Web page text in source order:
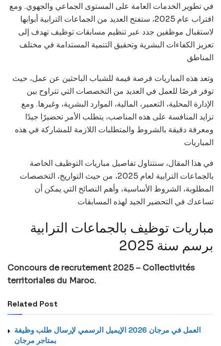
في تطوير الخدمات العامة على المستوى الجماعي والجهوي. ومع
اقتراب عام 2025، ستفتح العديد من الجماعات الترابية أبوابها
لاستقبال موظفين جدد عبر تنظيم مسابقات توظيف تهدف إلى
تعزيز الكفاءات البشرية وتحقيق التنمية المستدامة في مختلف
المناطق
وتعد هذه المباريات فرصة قيمة للشباب الباحثين عن عمل، حيث
توفر فرصًا للعمل في العديد من التخصصات التي تتراوح بين
الإدارة المحلية، التعمير، المالية، الموارد البشرية، وغيرها. ومع
تزايد المنافسة على هذه المناصب، يتطلب الأمر تحضيرًا جيدًا
ومعرفة دقيقة بالشروط والمتطلبات اللازمة للمشاركة في هذه
المباريات
في هذا المقال، سنتناول تفاصيل مباريات التوظيف الخاصة
بالجماعات الترابية لعام 2025، من حيث التواريخ، التخصصات
المطلوبة، الشروط الأساسية، وأهم النصائح التي يمكن أن
تساعدك في التحضير الجيد لهذه المسابقات
مباريات توظيف بالجماعات الترابية
برسم سنة 2025
Concours de recrutement 2025 – Collectivités
territoriales du Maroc.
Related Post
العمل في مرجان 2026 الإيميل الرسمي لإرسال طلب وظيفة
بمتاجر مرجان